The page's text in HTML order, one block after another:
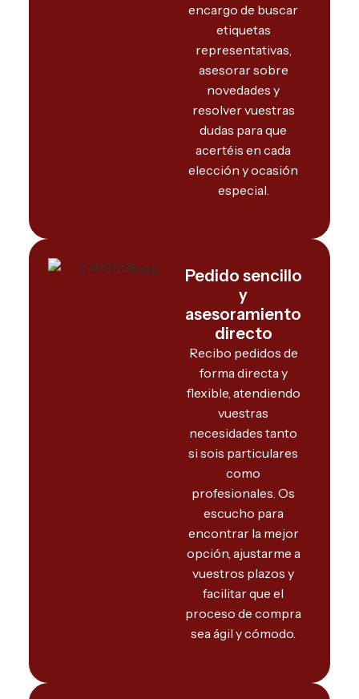
encargo de buscar
etiquetas
representativas,
asesorar sobre
novedades y
resolver vuestras
dudas para que
acertéis en cada
elección y ocasión
especial.
Pedido sencillo
y
asesoramiento
directo
Recibo pedidos de
forma directa y
flexible, atendiendo
vuestras
necesidades tanto
si sois particulares
como
profesionales. Os
escucho para
encontrar la mejor
opción, ajustarme a
vuestros plazos y
facilitar que el
proceso de compra
sea ágil y cómodo.